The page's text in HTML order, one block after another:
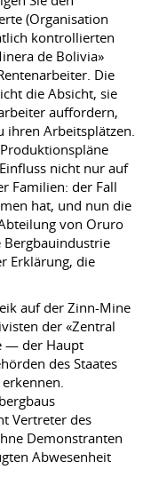
(Organisation
kontrollierten
de Bolivia»
Die
die Absicht, sie
auffordern,
ihren Arbeitsplätzen.
nicht nur auf
Familien: der Fall
hat, und nun die
von Oruro
Bergbauindustrie
Erklärung, die
auf der Zinn-Mine
der «Zentral
— der Haupt
des Staates
Vertreter des
Demonstranten
Abwesenheit